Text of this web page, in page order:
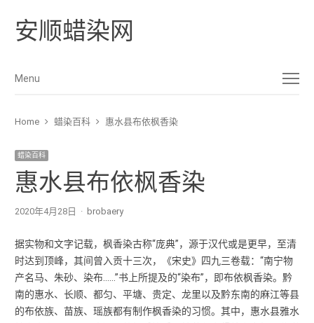
安顺蜡染网
Menu
Menu
Home 蜡染百科 惠水县布依枫香染
蜡染百科
惠水县布依枫香染
2020年4月28日 Author
brobaery
据实物和文字记载，枫香染古称“庞典”，源于汉代或是更早，至清
时达到顶峰，其间曾入贡十三次，《宋史》四九三卷载：“南宁物
产名马、朱砂、染布……”书上所提及的“染布”，即布依枫香染。黔
南的惠水、长顺、都匀、平塘、贵定、龙里以及黔东南的麻江等县
的布依族、苗族、瑶族都有制作枫香染的习惯。其中，惠水县雅水